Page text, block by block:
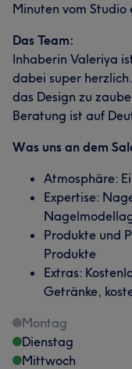
Minuten vom Studio
Das Team:
Inhaberin Valeriya
dabei super
das Design zu
Beratung ist auf
Was uns an dem
Atmosphäre:
Expertise:
Produkte und
Produkte
Extras:
Getränke,
Montag
Dienstag
Mittwoch